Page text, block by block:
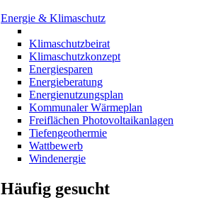
Energie & Klimaschutz
Klimaschutzbeirat
Klimaschutzkonzept
Energiesparen
Energieberatung
Energienutzungsplan
Kommunaler Wärmeplan
Freiflächen Photovoltaikanlagen
Tiefengeothermie
Wattbewerb
Windenergie
Häufig gesucht